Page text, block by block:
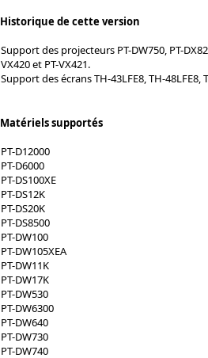
Historique de cette version
Support des projecteurs PT-DW750, PT-
VX420 et PT-VX421.
Support des écrans TH-43LFE8, TH-48LFE8,
Matériels supportés
PT-D12000
PT-D6000
PT-DS100XE
PT-DS12K
PT-DS20K
PT-DS8500
PT-DW100
PT-DW105XEA
PT-DW11K
PT-DW17K
PT-DW530
PT-DW6300
PT-DW640
PT-DW730
PT-DW740